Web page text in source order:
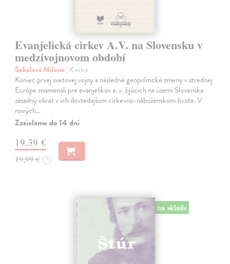
Evanjelická cirkev A.V. na Slovensku v
medzivojnovom období
Sokolová Milena| Kniha
Koniec prvej svetovej vojny a následné geopolitické zmeny v strednej
Európe znamenali pre evanjelikov a. v. žijúcich na území Slovenska
zásadný obrat v ich dovtedajšom cirkevno-náboženskom živote. V
nových…
Zasielame do 14 dní
19,39 €
19,99 € ?
na sklade